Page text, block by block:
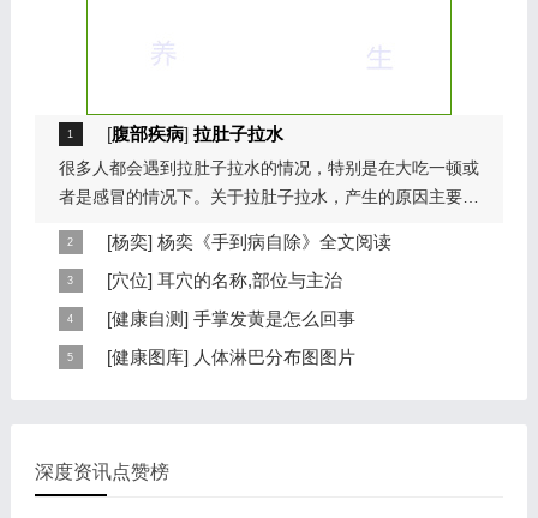
[腹部疾病] 拉肚子拉水
很多人都会遇到拉肚子拉水的情况，特别是在大吃一顿或
者是感冒的情况下。关于拉肚子拉水，产生的原因主要是
[杨奕] 杨奕《手到病自除》全文阅读
本页提供杨奕手到病自除全文阅读。包括完整目录、共计
6大章，66个小节的详细内容。涉及到全身的各个反射
区，以及自然疗法、反射区疗法、食疗等。另外...
[穴位] 耳穴的名称,部位与主治
耳穴在耳郭的分布有一定规律，耳穴在耳郭的分布犹如一
个倒置在子宫内的胎儿，头部朝下，臀部朝上。其分布的
规律是，与面颊相应的穴位在耳垂；与上肢相...
[健康自测] 手掌发黄是怎么回事
手掌发黄，一般是血管内血液不充盈或是皮肤营养不良的
[健康图库] 人体淋巴分布图图片
深度资讯点赞榜